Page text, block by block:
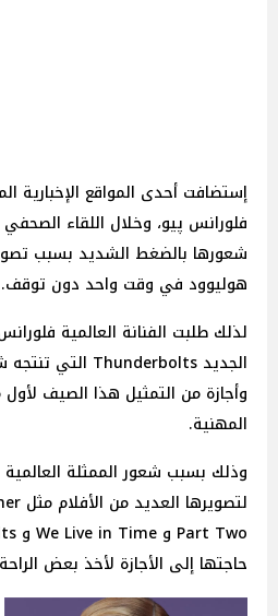
إستضافت أحدى المواقع الإخبارية
فلورانس پيو، وخلال اللقاء
شعورها بالضغط الشديد بسبب
هوليوود في وقت واحد دون توقف.
لذلك طلبت الفنانة العالمية
وأجازة من التمثيل هذا الصيف
المهنية.
وذلك بسبب شعور الممثلة
حاجتها إلى الأجازة لأخذ بعض